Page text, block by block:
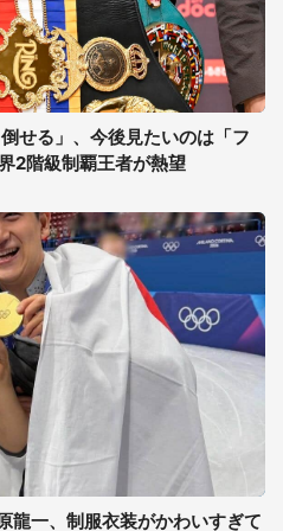
せる」、今後見たいのは「フ
2階級制覇王者が熱望
龍一、制服衣装がかわいすぎて